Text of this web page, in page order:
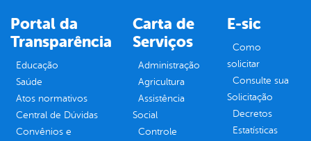
Portal da
Transparência
Educação
Saúde
Atos normativos
Central de Dúvidas
Convênios e
Carta de
Serviços
Administração
Agricultura
Assistência
Social
Controle
E-sic
Como
solicitar
Consulte sua
Solicitação
Decretos
Estatísticas